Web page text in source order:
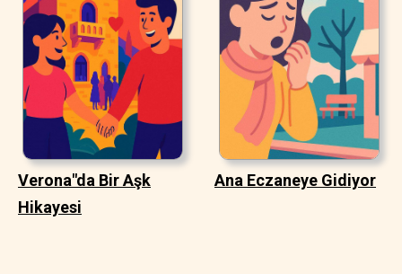
Verona"da Bir Aşk
Hikayesi
Ana Eczaneye Gidiyor